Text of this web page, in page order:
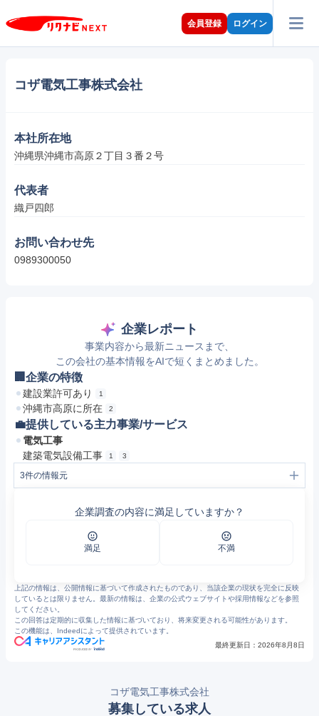
会員登録 ログイン
コザ電気工事株式会社
本社所在地
沖縄県沖縄市高原２丁目３番２号
代表者
織戸四郎
お問い合わせ先
0989300050
企業レポート
事業内容から最新ニュースまで、
この会社の基本情報をAIで短くまとめました。
🏢企業の特徴
建設業許可あり 1
沖縄市高原に所在 2
💼提供している主力事業/サービス
電気工事
建築電気設備工事
1 3
3件の情報元
https://www.jswa.go.jp/nyusatsu/pdf/toroku_pdf/kenchikudenki.pdf
企業調査の内容に満足していますか？
満足 不満
上記の情報は、公開情報に基づいて作成されたものであり、当該企業の現状を完全に反映
しているとは限りません。最新の情報は、企業の公式ウェブサイトや採用情報などを参照
してください。
この回答は定期的に収集した情報に基づいており、将来変更される可能性があります。
この機能は、Indeedによって提供されています。
最終更新日： 2026年8月8日
コザ電気工事株式会社
募集している求人